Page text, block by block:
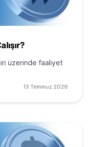
üzerinde faaliyet
13 Temmuz 2026